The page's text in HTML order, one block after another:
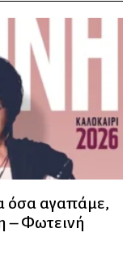
όσα αγαπάμε,
– Φωτεινή